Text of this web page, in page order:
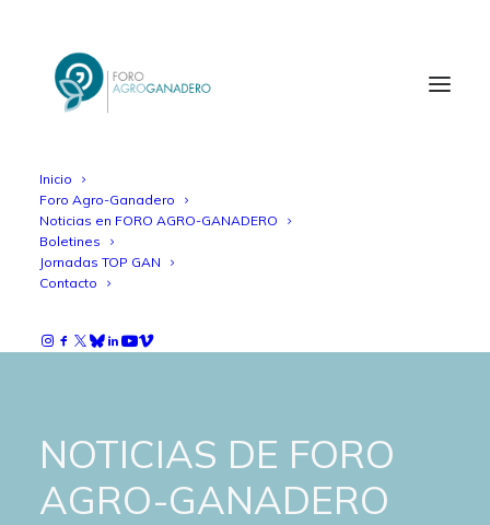
Inicio
Foro Agro-Ganadero
Noticias en FORO AGRO-GANADERO
Boletines
Jornadas TOP GAN
Contacto
NOTICIAS DE FORO
AGRO-GANADERO